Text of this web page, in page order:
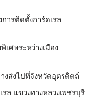
ารติดตั้งการ์ดเรล
เศษระหว่างเมือง
งส่งไปที่จังหวัดอุตรดิตถ์
ล แขวงทางหลวงเพชรบุรี